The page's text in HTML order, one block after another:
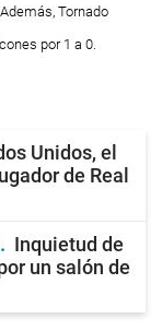
Tornado
por 1 a 0.
Unidos, el
de Real
Inquietud de
un salón de